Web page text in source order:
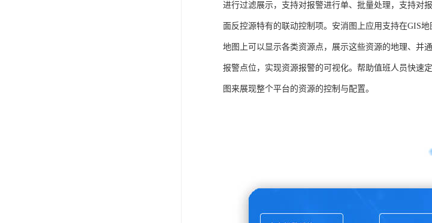
进行过滤展示，支持对报警进行单、批量处理，支持对
面反控源特有的联动控制项。安消图上应用支持在GIS
地图上可以显示各类资源点，展示这些资源的地理、并
报警点位，实现资源报警的可视化。帮助值班人员快速
图来展现整个平台的资源的控制与配置。